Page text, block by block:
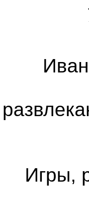
Игры,